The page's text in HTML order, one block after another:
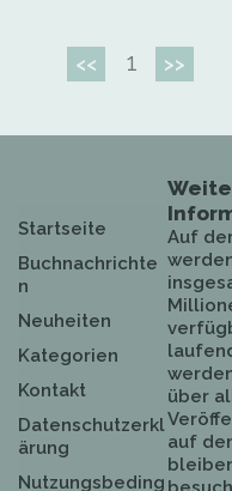
<< 1 >>
Startseite
Buchnachrichte
n
Neuheiten
Kategorien
Kontakt
Datenschutzerkl
ärung
Nutzungsbeding
Auf
über
auf